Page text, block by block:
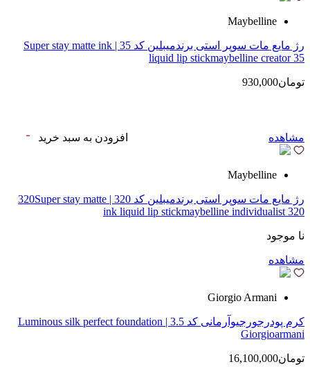
Maybelline
رژ مایع مات سوپر استی‌ برندمیبلین کد 35 | Super stay matte ink
liquid lip stickmaybelline creator 35
تومان930,000
مشاهده افزودن به سبد خرید
Maybelline
رژ مایع مات سوپر استی‌ برندمیبلین کد 320 | 320Super stay matte
ink liquid lip stickmaybelline individualist 320
نا موجود
مشاهده
Giorgio Armani
کرم پودرجورجیوآرمانی کد 3.5 | Luminous silk perfect foundation
Giorgioarmani
تومان16,100,000